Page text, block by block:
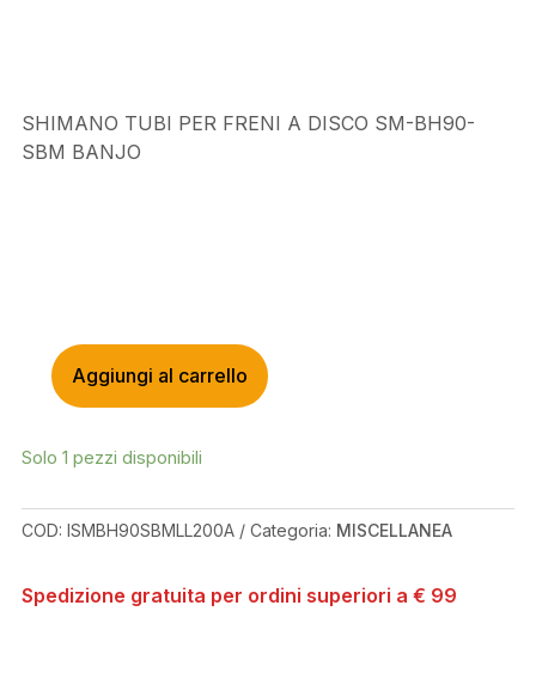
SHIMANO TUBI PER FRENI A DISCO SM-BH90-
SBM BANJO
SHIMANO
FRENI
DISCO
SBM
Aggiungi al carrello
Solo 1 pezzi disponibili
COD: ISMBH90SBMLL200A Categoria: MISCELLANEA
Spedizione gratuita per ordini superiori a € 99